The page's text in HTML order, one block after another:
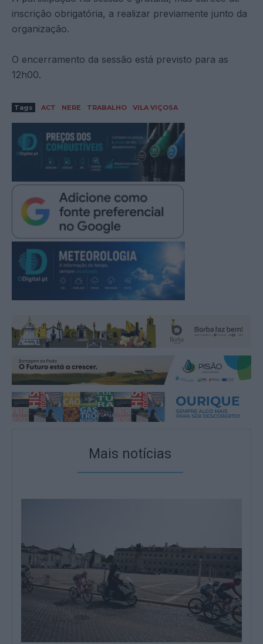
inscrição obrigatória, a realizar previamente junto da
organização.
O encerramento da sessão está previsto para as
12h00.
Tags ACT NERE TRABALHO VILA VIÇOSA
Mais notícias